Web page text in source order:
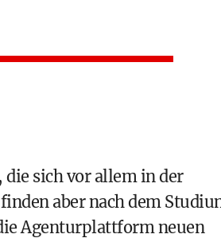
die sich vor allem in der
aber nach dem
Agenturplattform neuen